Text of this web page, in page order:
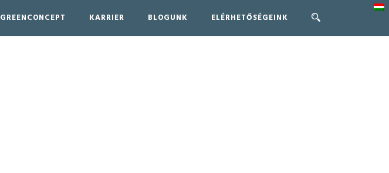
GREENCONCEPT KARRIER BLOGUNK ELÉRHETŐSÉGEINK